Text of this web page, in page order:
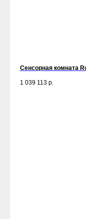
Сенсорная комната
1 039 113 р.